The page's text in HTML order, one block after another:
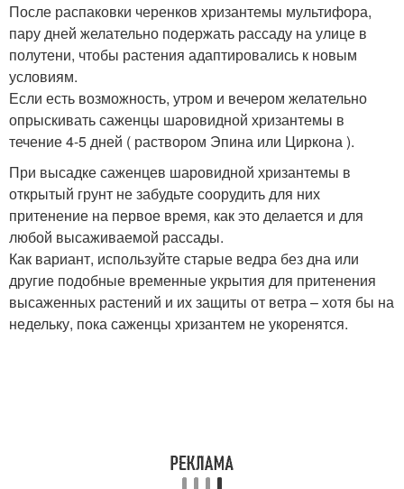
После распаковки черенков хризантемы мультифора,
пару дней желательно подержать рассаду на улице в
полутени, чтобы растения адаптировались к новым
условиям.
Если есть возможность, утром и вечером желательно
опрыскивать саженцы шаровидной хризантемы в
течение 4-5 дней ( раствором Эпина или Циркона ).
При высадке саженцев шаровидной хризантемы в
открытый грунт не забудьте соорудить для них
притенение на первое время, как это делается и для
любой высаживаемой рассады.
Как вариант, используйте старые ведра без дна или
другие подобные временные укрытия для притенения
высаженных растений и их защиты от ветра – хотя бы на
недельку, пока саженцы хризантем не укоренятся.